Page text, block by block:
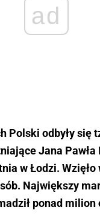
ad
Polski odbyły się
Jana Pawła
w Łodzi. Wzięło
Największy
ponad milion